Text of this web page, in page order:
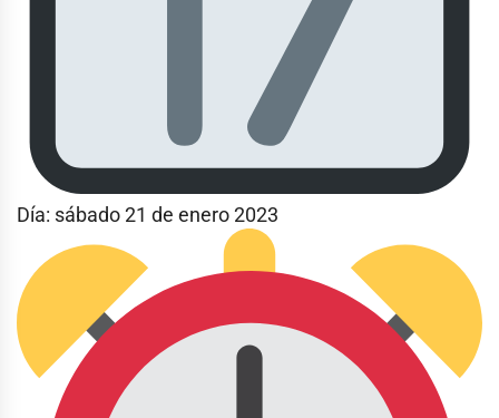
Día: sábado 21 de enero 2023